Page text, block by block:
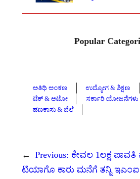
Popular
ಅತಿಥಿ ಅಂಕಣ ಉದ್ಯೋಗ & ಶಿಕ್ಷಣ
ಟೆಕ್ & ಆಟೋ
ಸರ್ಕಾರಿ ಯೋಜನೆಗಳು
ಹಣಕಾಸು & ಬೆಲೆ
← Previous: ಕೇವಲ 1ಲಕ್ಷ
ಟಿಯಾಗೊ ಕಾರು ಮನೆಗೆ ತನ್ನಿ ಇಎಂಐ